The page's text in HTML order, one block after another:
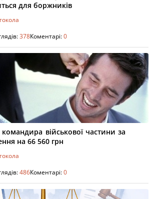
для боржників
378Коментарі:0
військової частини за
на 66 560 грн
486Коментарі:0